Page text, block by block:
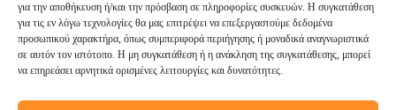
για την αποθήκευση ή/και την πρόσβαση σε πληροφορίες συσκευών. Η συγκατάθεση
για τις εν λόγω τεχνολογίες θα μας επιτρέψει να επεξεργαστούμε δεδομένα
προσωπικού χαρακτήρα, όπως συμπεριφορά περιήγησης ή μοναδικά αναγνωριστικά
σε αυτόν τον ιστότοπο. Η μη συγκατάθεση ή η ανάκληση της συγκατάθεσης, μπορεί
να επηρεάσει αρνητικά ορισμένες λειτουργίες και δυνατότητες.